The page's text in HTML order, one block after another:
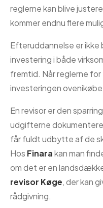
reglerne kan blive
kommer endnu flere
Efteruddannelse er ikke
investering i både
fremtid. Når reglerne
investeringen
En revisor er den
udgifterne
får fuldt udbytte af de
Hos Finarakan man
om det er en
revisor Køge, der kan
rådgivning.